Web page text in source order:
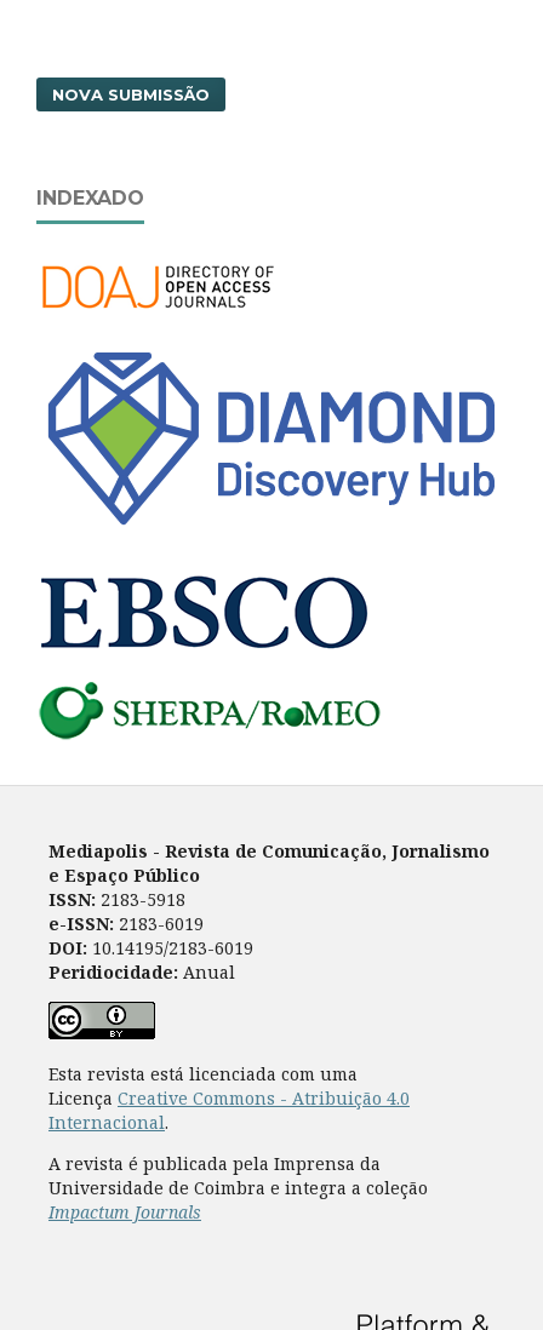
NOVA SUBMISSÃO
INDEXADO
Mediapolis - Revista de Comunicação, Jornalismo
e Espaço Público
ISSN: 2183-5918
e-ISSN: 2183-6019
DOI: 10.14195/2183-6019
Peridiocidade: Anual
Esta revista está licenciada com uma
Licença Creative Commons - Atribuição 4.0
Internacional.
A revista é publicada pela Imprensa da
Universidade de Coimbra e integra a coleção
Impactum Journals